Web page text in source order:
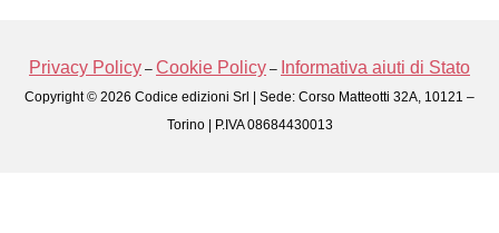
Privacy Policy – Cookie Policy – Informativa aiuti di Stato
Copyright © 2026 Codice edizioni Srl | Sede: Corso Matteotti 32A, 10121 –
Torino | P.IVA 08684430013